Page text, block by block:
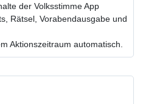
der Volksstimme App
Rätsel, Vorabendausgabe und
Aktionszeitraum automatisch.
und